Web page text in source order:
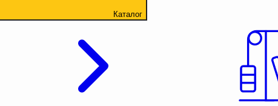
Каталог